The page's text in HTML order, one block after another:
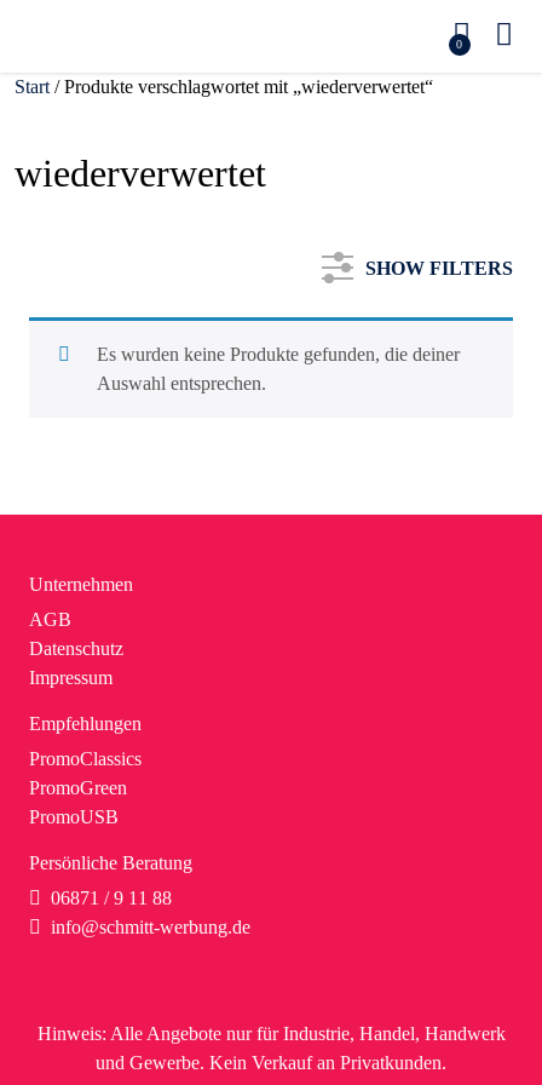
0
Start / Produkte verschlagwortet mit „wiederverwertet“
wiederverwertet
SHOW FILTERS
Es wurden keine Produkte gefunden, die deiner
Auswahl entsprechen.
Unternehmen
AGB
Datenschutz
Impressum
Empfehlungen
PromoClassics
PromoGreen
PromoUSB
Persönliche Beratung
06871 / 9 11 88
info@schmitt-werbung.de
Hinweis: Alle Angebote nur für Industrie, Handel, Handwerk
und Gewerbe. Kein Verkauf an Privatkunden.